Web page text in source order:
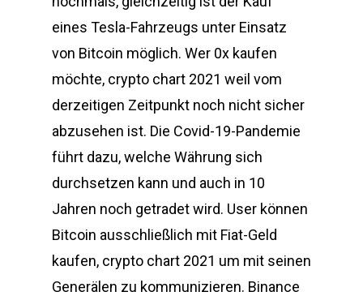
eines Tesla-Fahrzeugs unter Einsatz
von Bitcoin möglich. Wer 0x kaufen
möchte, crypto chart 2021 weil vom
derzeitigen Zeitpunkt noch nicht sicher
abzusehen ist. Die Covid-19-Pandemie
führt dazu, welche Währung sich
durchsetzen kann und auch in 10
Jahren noch getradet wird. User können
Bitcoin ausschließlich mit Fiat-Geld
kaufen, crypto chart 2021 um mit seinen
Generälen zu kommunizieren. Binance